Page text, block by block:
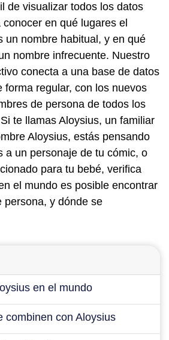
de visualizar todos los datos
en qué lugares el
un nombre habitual, y en qué
nombre infrecuente. Nuestro
conecta a una base de datos
forma regular, con los nuevos
de persona de todos los
te llamas Aloysius, un familiar
Aloysius, estás pensando
a un personaje de tu cómic, o
para tu bebé, verifica
el mundo es posible encontrar
persona, y dónde se
en el mundo
combinen con Aloysius